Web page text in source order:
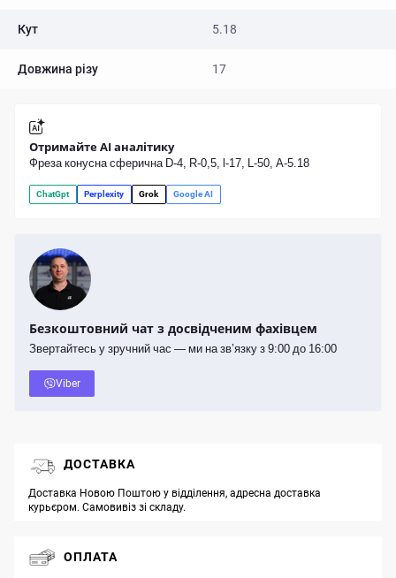
Кут 5.18
Довжина різу 17
Отримайте AI аналітику
Фреза конусна сферична D-4, R-0,5, l-17, L-50, A-5.18
ChatGpt Perplexity Grok Google AI
Безкоштовний чат з досвідченим фахівцем
Звертайтесь у зручний час — ми на зв’язку з 9:00 до 16:00
Viber
ДОСТАВКА
Доставка Новою Поштою у відділення, адресна доставка
курьєром. Самовивіз зі складу.
ОПЛАТА